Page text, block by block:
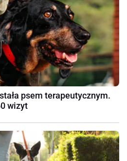
psem terapeutycznym.
wizyt